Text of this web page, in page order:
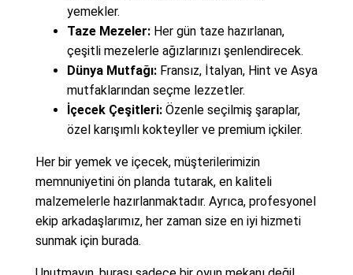
yemekler.
Taze Mezeler:Her gün taze hazırlanan,
çeşitli mezelerle ağızlarınızı şenlendirecek.
Dünya Mutfağı:Fransız, İtalyan, Hint ve Asya
mutfaklarından seçme lezzetler.
İçecek Çeşitleri:Özenle seçilmiş şaraplar,
özel karışımlı kokteyller ve premium içkiler.
Her bir yemek ve içecek, müşterilerimizin
memnuniyetini ön planda tutarak, en kaliteli
malzemelerle hazırlanmaktadır. Ayrıca, profesyonel
ekip arkadaşlarımız, her zaman size en iyi hizmeti
sunmak için burada.